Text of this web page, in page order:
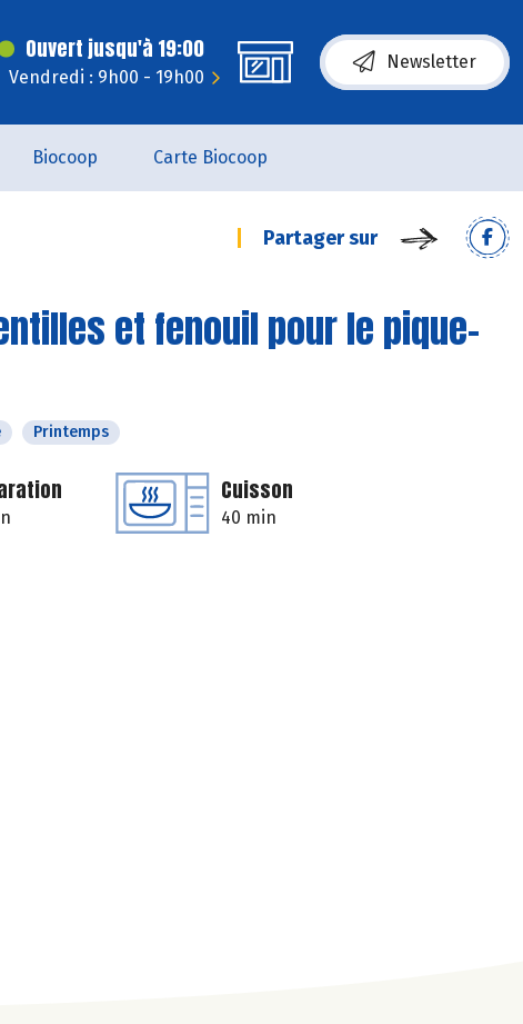
Ouvert jusqu'à 19:00
Vendredi : 9h00 - 19h00
Newsletter
Biocoop Carte Biocoop
Partager sur
et fenouil pour le pique-
Printemps
Cuisson
40 min